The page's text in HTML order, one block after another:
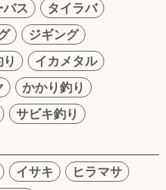
バス
タイラバ
ジギング
イカメタル
かかり釣り
サビキ釣り
イサキ
ヒラマサ